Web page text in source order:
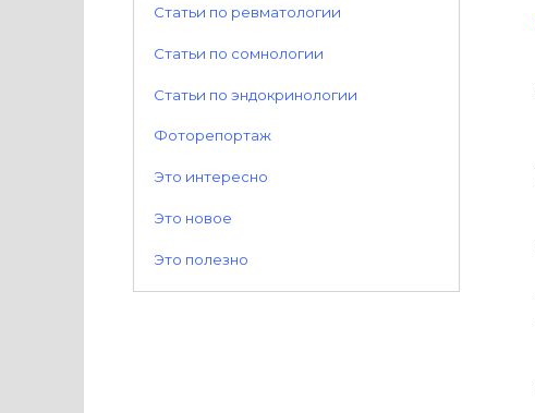
Статьи по ревматологии
Статьи по сомнологии
Статьи по эндокринологии
Фоторепортаж
Это интересно
Это новое
Это полезно